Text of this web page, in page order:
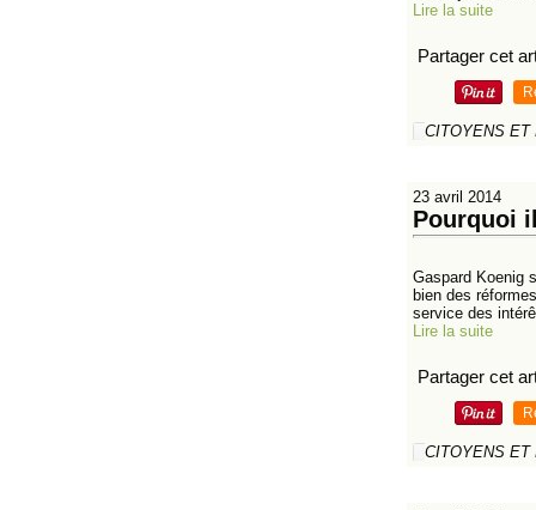
Lire la suite
Partager cet
CITOYENS ET
23 avril 2014
Pourquoi
Gaspard Koenig
bien des
service des
Lire la suite
Partager cet
CITOYENS ET